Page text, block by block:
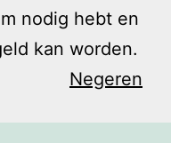
nodig hebt en
kan worden.
Negeren